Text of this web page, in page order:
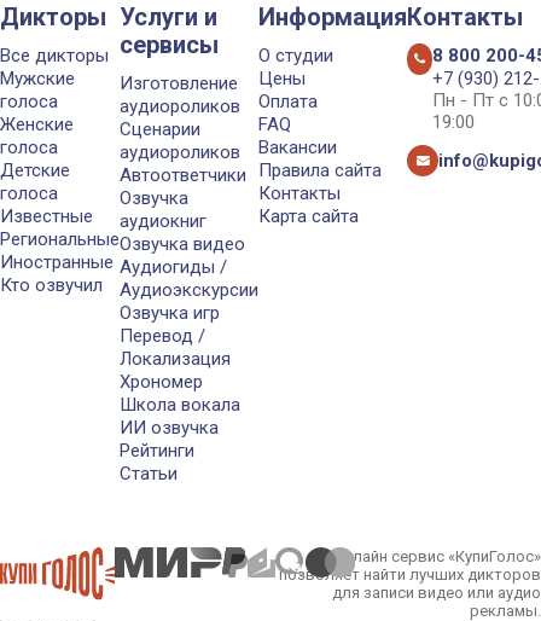
Дикторы
Все дикторы
Мужские
голоса
Женские
голоса
Детские
голоса
Известные
Региональные
Иностранные
Кто озвучил
Услуги и
сервисы
Изготовление
аудиороликов
Сценарии
аудиороликов
Автоответчики
Озвучка
аудиокниг
Озвучка видео
Аудиогиды /
Аудиоэкскурсии
Озвучка игр
Перевод /
Локализация
Хрономер
Школа вокала
ИИ озвучка
Рейтинги
Статьи
Информация
О студии
Цены
Оплата
FAQ
Вакансии
Правила сайта
Контакты
Карта сайта
Контакты
8 800 200-
+7 (930)
Пн - Пт с
19:00
Онлайн сервис «КупиГолос»
позволяет найти лучших дикторов
для записи видео или аудио
рекламы.